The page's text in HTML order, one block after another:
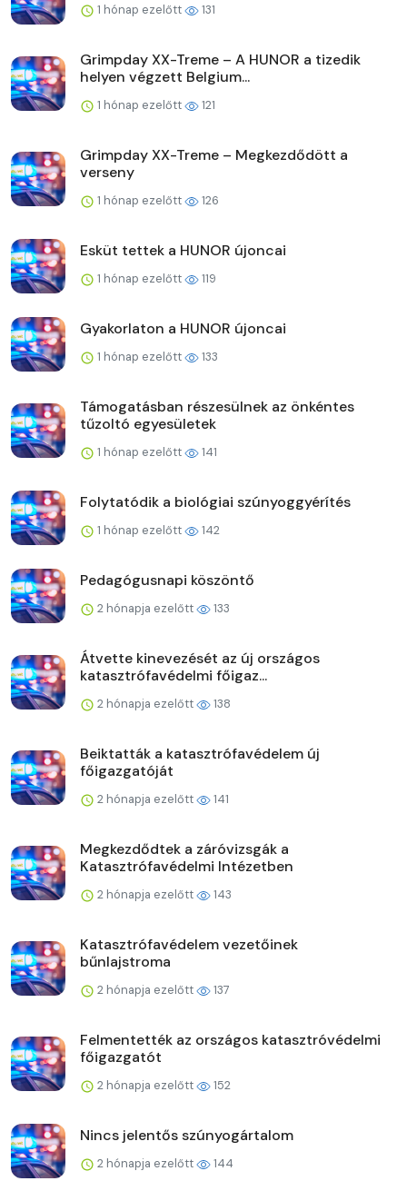
1 hónap ezelőtt 131
Grimpday XX-Treme – A HUNOR a tizedik
helyen végzett Belgium...
1 hónap ezelőtt 121
Grimpday XX-Treme – Megkezdődött a
verseny
1 hónap ezelőtt 126
Esküt tettek a HUNOR újoncai
1 hónap ezelőtt 119
Gyakorlaton a HUNOR újoncai
1 hónap ezelőtt 133
Támogatásban részesülnek az önkéntes
tűzoltó egyesületek
1 hónap ezelőtt 141
Folytatódik a biológiai szúnyoggyérítés
1 hónap ezelőtt 142
Pedagógusnapi köszöntő
2 hónapja ezelőtt 133
Átvette kinevezését az új országos
katasztrófavédelmi főigaz...
2 hónapja ezelőtt 138
Beiktatták a katasztrófavédelem új
főigazgatóját
2 hónapja ezelőtt 141
Megkezdődtek a záróvizsgák a
Katasztrófavédelmi Intézetben
2 hónapja ezelőtt 143
Katasztrófavédelem vezetőinek
bűnlajstroma
2 hónapja ezelőtt 137
Felmentették az országos katasztróvédelmi
főigazgatót
2 hónapja ezelőtt 152
Nincs jelentős szúnyogártalom
2 hónapja ezelőtt 144